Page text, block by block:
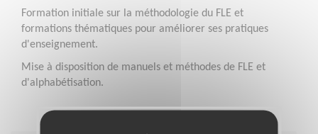
Formation initiale sur la méthodologie du FLE et
formations thématiques pour améliorer ses pratiques
d'enseignement.
Mise à disposition de manuels et méthodes de FLE et
d'alphabétisation.